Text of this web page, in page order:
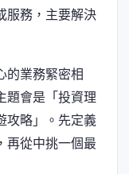
服務，主要解決
的業務緊密相
題會是「投資理
攻略」。先定義
再從中挑一個最